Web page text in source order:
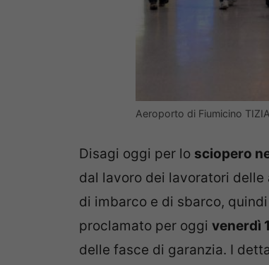
Aeroporto di Fiumicino
Disagi oggi per lo sciopero
dal lavoro dei lavoratori
di imbarco e di sbarco,
proclamato per oggi venerdì
delle fasce di garanzia. I